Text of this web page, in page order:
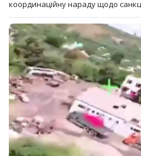
координаційну нараду щодо